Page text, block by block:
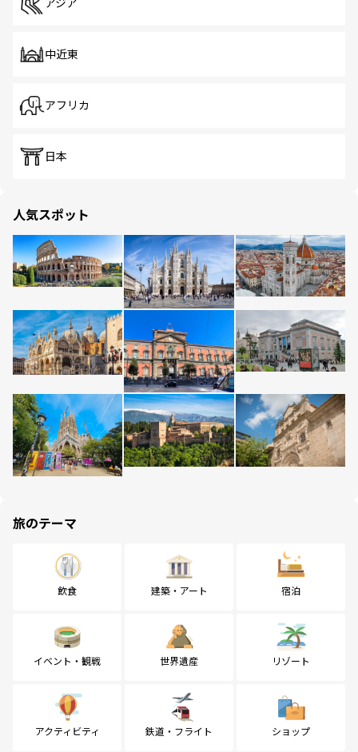
アジア
中近東
アフリカ
日本
人気スポット
旅のテーマ
飲食 建築・アート 宿泊
イベント・観戦 世界遺産 リゾート
アクティビティ 鉄道・フライト ショップ